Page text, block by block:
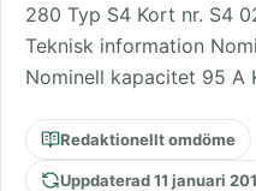
280 Typ S4 Kort nr. S4
Teknisk information
Nominell kapacitet 95 A
Redaktionellt omdöme
Uppdaterad 11 januari